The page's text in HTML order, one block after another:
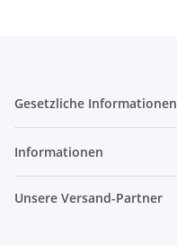
Gesetzliche Informationen
Informationen
Unsere Versand-Partner